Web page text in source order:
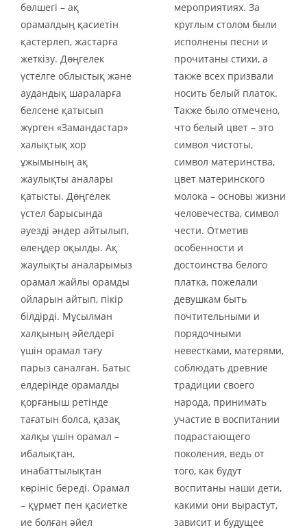
бөлшегі – ақ
орамалдың қасиетін
қастерлеп, жастарға
жеткізу. Дөңгелек
үстелге облыстық және
аудандық шараларға
белсене қатысып
жүрген «Замандастар»
халықтық хор
ұжымының ақ
жаулықты аналары
қатысты. Дөңгелек
үстел барысында
әуезді әндер айтылып,
өлеңдер оқылды. Ақ
жаулықты аналарымыз
орамал жайлы орамды
ойларын айтып, пікір
білдірді. Мұсылман
халқының әйелдері
үшін орамал тағу
парыз саналған. Батыс
елдерінде орамалды
қорғаныш ретінде
тағатын болса, қазақ
халқы үшін орамал –
ибалықтан,
инабаттылықтан
көрініс береді. Орамал
– құрмет пен қасиетке
ие болған әйел
мероприятиях. За
круглым столом были
исполнены песни и
прочитаны стихи, а
также всех призвали
носить белый платок.
Также было отмечено,
что белый цвет – это
символ чистоты,
символ материнства,
цвет материнского
молока – основы жизни
человечества, символ
чести. Отметив
особенности и
достоинства белого
платка, пожелали
девушкам быть
почтительными и
порядочными
невестками, матерями,
соблюдать древние
традиции своего
народа, принимать
участие в воспитании
подрастающего
поколения, ведь от
того, как будут
воспитаны наши дети,
какими они вырастут,
зависит и будущее